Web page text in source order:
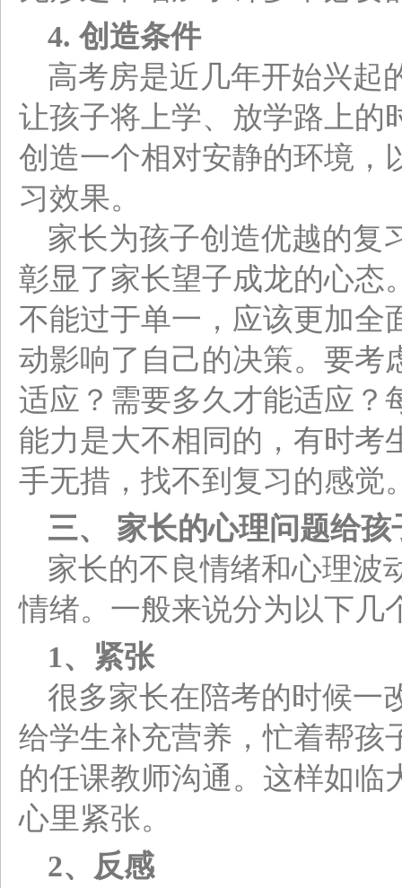
4. 创造条件
高考房是近几年开始兴起
让孩子将上学、放学路上的
创造一个相对安静的环境，
习效果。
家长为孩子创造优越的复
彰显了家长望子成龙的心态
不能过于单一，应该更加全
动影响了自己的决策。要考
适应？需要多久才能适应？
能力是大不相同的，有时考
手无措，找不到复习的感觉
三、 家长的心理问题给
家长的不良情绪和心理波
情绪。一般来说分为以下几
1、紧张
很多家长在陪考的时候一
给学生补充营养，忙着帮孩
的任课教师沟通。这样如临
心里紧张。
2、反感